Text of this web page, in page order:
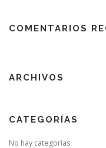
COMENTARIOS
ARCHIVOS
CATEGORÍAS
No hay categorías